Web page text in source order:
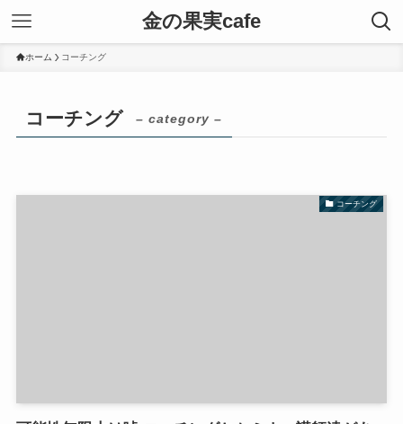
金の果実cafe
ホーム コーチング
コーチング – category –
コーチング